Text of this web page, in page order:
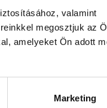
valamint
megosztjuk az
amelyeket Ön adott
Marketing
Az év legsűrűbb
én éjjel tetőzik
ugyanezen a
meg lehet majd
szökőkutakat